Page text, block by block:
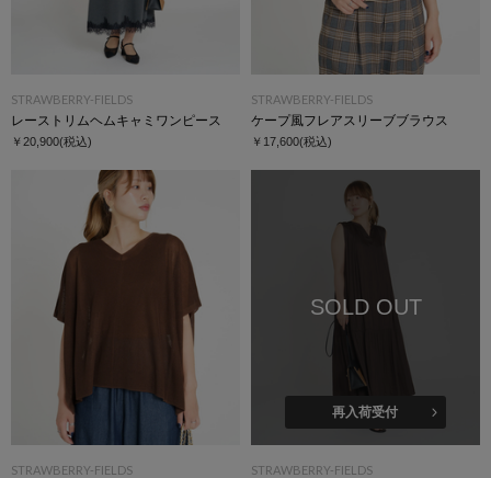
STRAWBERRY-FIELDS
レーストリムヘムキャミワンピース
￥20,900(税込)
STRAWBERRY-FIELDS
ケープ風フレアスリーブブラウス
￥17,600(税込)
STRAWBERRY-FIELDS
SOLD OUT
再入荷受付
STRAWBERRY-FIELDS